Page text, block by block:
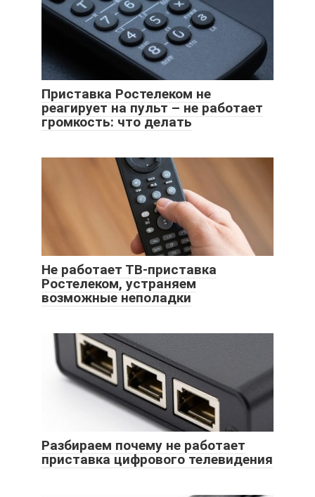
Приставка Ростелеком не
реагирует на пульт – не работает
громкость: что делать
Не работает ТВ-приставка
Ростелеком, устраняем
возможные неполадки
Разбираем почему не работает
приставка цифрового телевидения